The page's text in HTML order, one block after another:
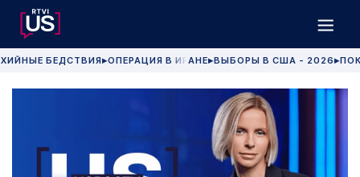
БЕДСТВИЯ▶ОПЕРАЦИЯ В ИРАНЕ▶ВЫБОРЫ В США - 2026 ▶